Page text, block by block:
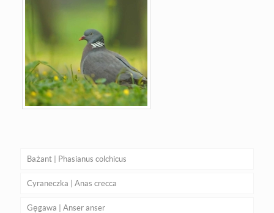
Bażant | Phasianus colchicus
Cyraneczka | Anas crecca
Gęgawa | Anser anser